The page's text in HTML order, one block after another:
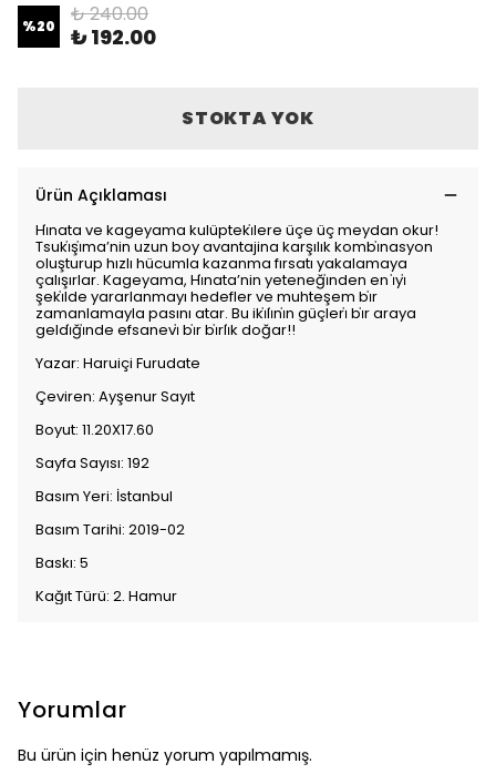
%20 ₺ 240.00
₺ 192.00
STOKTA YOK
Ürün Açıklaması
Hi̇nata ve kageyama kulüpteki̇lere üçe üç meydan okur!
Tsuki̇şi̇ma’nin uzun boy avantajina karşılık kombi̇nasyon
oluşturup hızlı hücumla kazanma fırsatı yakalamaya
çalışırlar. Kageyama, Hi̇nata’nin yeteneği̇nden en i̇yi̇
şeki̇lde yararlanmayı hedefler ve muhteşem bi̇r
zamanlamayla pasını atar. Bu iki̇li̇ni̇n güçleri̇ bi̇r araya
geldi̇ği̇nde efsanevi̇ bi̇r bi̇rli̇k doğar!!
Yazar: Haruiçi Furudate
Çeviren: Ayşenur Sayıt
Boyut: 11.20X17.60
Sayfa Sayısı: 192
Basım Yeri: İstanbul
Basım Tarihi: 2019-02
Baskı: 5
Kağıt Türü: 2. Hamur
Yorumlar
Bu ürün için henüz yorum yapılmamış.